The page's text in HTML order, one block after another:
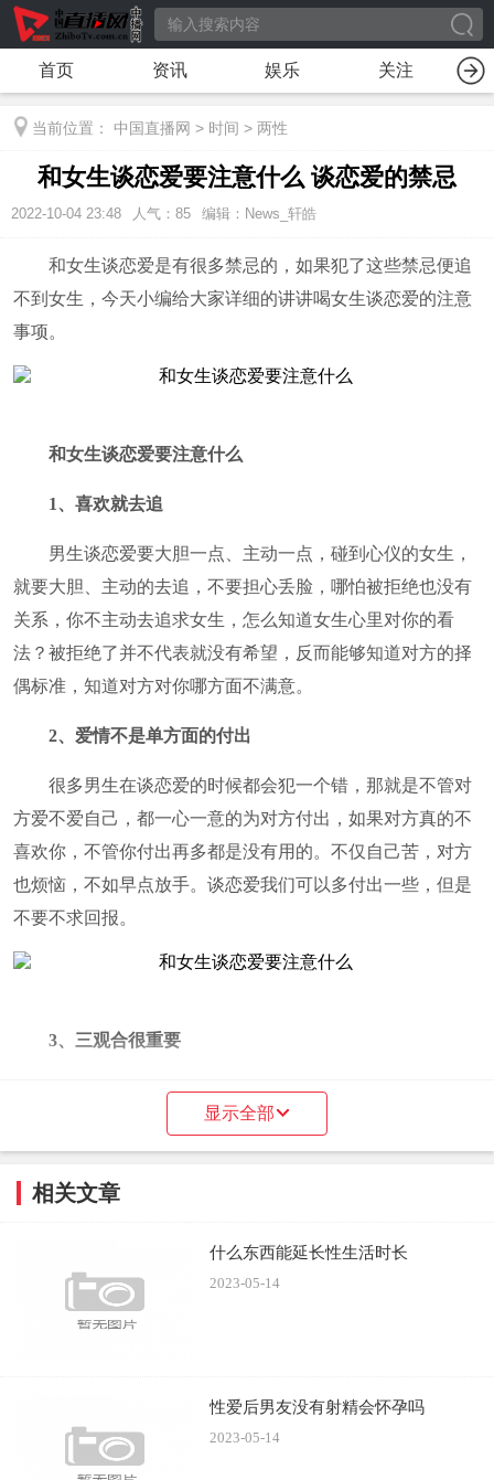
首页 资讯 娱乐 关注
当前位置： 中国直播网 > 时间 > 两性
和女生谈恋爱要注意什么 谈恋爱的禁忌
2022-10-04 23:48 人气： 85 编辑：News_轩皓
和女生谈恋爱是有很多禁忌的，如果犯了这些禁忌便追
不到女生，今天小编给大家详细的讲讲喝女生谈恋爱的注意
事项。
和女生谈恋爱要注意什么
1、喜欢就去追
男生谈恋爱要大胆一点、主动一点，碰到心仪的女生，
就要大胆、主动的去追，不要担心丢脸，哪怕被拒绝也没有
关系，你不主动去追求女生，怎么知道女生心里对你的看
法？被拒绝了并不代表就没有希望，反而能够知道对方的择
偶标准，知道对方对你哪方面不满意。
2、爱情不是单方面的付出
很多男生在谈恋爱的时候都会犯一个错，那就是不管对
方爱不爱自己，都一心一意的为对方付出，如果对方真的不
喜欢你，不管你付出再多都是没有用的。不仅自己苦，对方
也烦恼，不如早点放手。谈恋爱我们可以多付出一些，但是
不要不求回报。
3、三观合很重要
和女生谈恋爱，三观是否合适很重要，而颜值只是参考
项，如果你和她三观不合，那么你们在一起就会很累，恋爱
也不会愉悦。谈恋爱的目的说到底就是找一个三观合，看得
过眼的人好好的生活。
你和一个女生谈恋爱，就要把前任渐渐忘掉，不要在现
任面前提起前任。分手要分的干净，不要和前任再有任何的
一句话，前任是过去式，现任是现在式和将来式，前任再好
也是前任。
显示全部
相关文章
什么东西能延长性生活时长
2023-05-14
性爱后男友没有射精会怀孕吗
2023-05-14